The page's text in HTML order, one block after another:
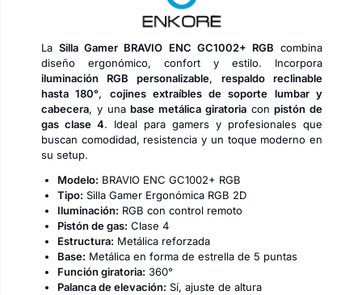
LaSilla Gamer BRAVIO ENC GC1002+ RGB combina
diseño ergonómico, confort y estilo. Incorpora
iluminación RGB personalizable, respaldo reclinable
hasta 180°, cojines extraíbles de soporte lumbar y
cabecera, y unabase metálica giratoriaconpistón de
gas clase 4. Ideal para gamers y profesionales que
buscan comodidad, resistencia y un toque moderno en
su setup.
Modelo: BRAVIO ENC GC1002+ RGB
Tipo: Silla Gamer Ergonómica RGB 2D
Iluminación: RGB con control remoto
Pistón de gas: Clase 4
Estructura: Metálica reforzada
Base: Metálica en forma de estrella de 5 puntas
Función giratoria: 360°
Palanca de elevación: Sí, ajuste de altura